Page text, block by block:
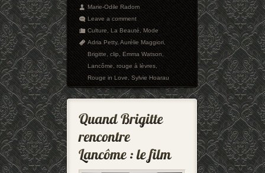
Marie-Odile Radom
Leave a comment
Culture,La Beauté,Mode
Adria Petty,Aurélie Maggiori,
Brigitte,clip,Emma Watson,
Lancôme,rouge à lèvres,
Rouge in Love,Sylvie Hoarau